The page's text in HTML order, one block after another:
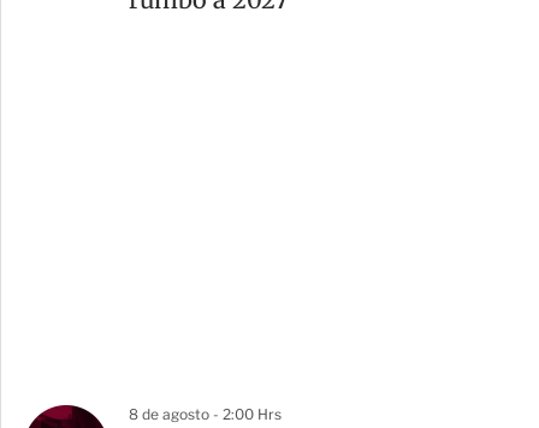
8 de agosto - 2:00 Hrs